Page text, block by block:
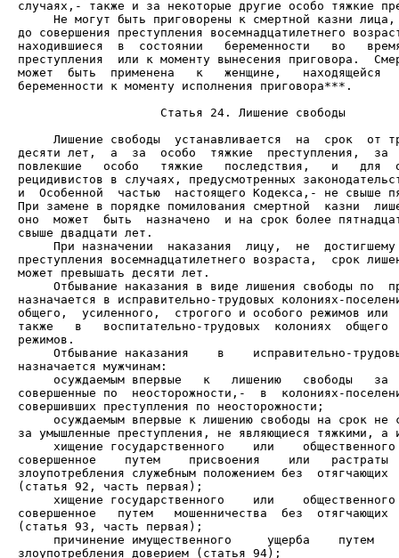
Не могут быть приговорены к смертной казни
до совершения преступления восемнадцатилетнего
находившиеся  в  состоянии   беременности   во
преступления  или к моменту вынесения приговора.
может  быть  применена   к   женщине,   находящейся
беременности к моменту исполнения приговора***.
                    Статья 24. Лишение свободы
Лишение свободы  устанавливается  на  срок  от
десяти лет,  а  за  особо  тяжкие  преступления,  за
повлекшие   особо   тяжкие   последствия,   и   для
рецидивистов в случаях, предусмотренных
и  Особенной  частью  настоящего Кодекса,- не свыше
При замене в порядке помилования смертной  казни
оно  может  быть  назначено  и на срок более
При назначении  наказания  лицу,  не
преступления восемнадцатилетнего возраста,  срок
Отбывание наказания в виде лишения свободы по
назначается в исправительно-трудовых колониях-
общего,  усиленного,  строгого и особого режимов
также   в   воспитательно-трудовых  колониях  общего
Отбывание наказания    в    исправительно-
осуждаемым впервые   к   лишению   свободы   за
совершенные по  неосторожности,-  в  колониях-
осуждаемым впервые к лишению свободы на срок не
хищение государственного    или
совершенное    путем    присвоения    или   растраты
злоупотребления служебным положением без  отягчающих
хищение государственного    или
совершенное   путем   мошенничества  без  отягчающих
причинение имущественного     ущерба    путем